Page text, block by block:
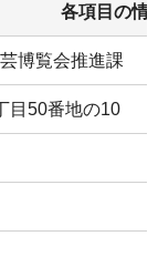
各項目の情
博覧会推進課
目50番地の10